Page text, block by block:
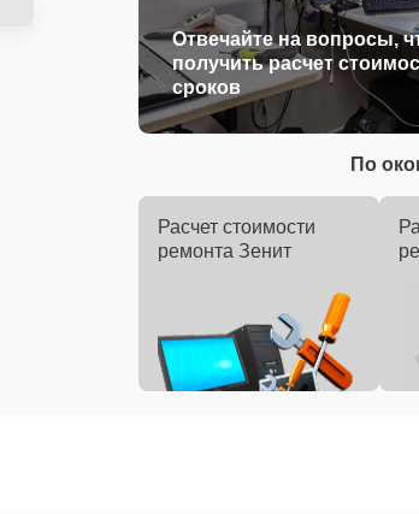
Отвечайте на вопросы,
получить расчет
сроков
По
Расчет стоимости
ремонта Зенит